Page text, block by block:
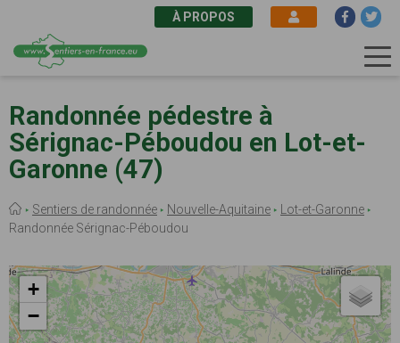
au
contenu
principal
À PROPOS
Randonnée pédestre à
Sérignac-Péboudou en Lot-et-
Garonne (47)
Fil
d'Ariane
Sentiers de randonnée Nouvelle-Aquitaine
Lot-et-Garonne
Randonnée Sérignac-Péboudou
+
−